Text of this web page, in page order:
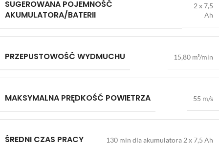
SUGEROWANA POJEMNOŚĆ
AKUMULATORA/BATERII
2 x 7,5
Ah
PRZEPUSTOWOŚĆ WYDMUCHU 15,80 m³/min
MAKSYMALNA PRĘDKOŚĆ POWIETRZA 55 m/s
ŚREDNI CZAS PRACY 130 min dla akumulatora 2 x 7,5 Ah